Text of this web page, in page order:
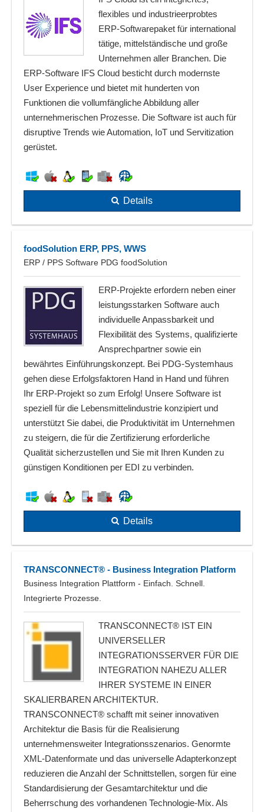
flexibles und industrieerprobtes
ERP-Softwarepaket für international
tätige, mittelständische und große
Unternehmen aller Branchen. Die
ERP-Software IFS Cloud besticht durch modernste
User Experience und bietet mit hunderten von
Funktionen die vollumfängliche Abbildung aller
unternehmerischen Prozesse. Die Software ist auch für
disruptive Trends wie Automation, IoT und Servitization
gerüstet.
Details
foodSolution ERP, PPS, WWS
ERP / PPS Software PDG foodSolution
ERP-Projekte erfordern neben einer
leistungsstarken Software auch
individuelle Anpassbarkeit und
Flexibilität des Systems, qualifizierte
Ansprechpartner sowie ein
bewährtes Einführungskonzept. Bei PDG-Systemhaus
gehen diese Erfolgsfaktoren Hand in Hand und führen
Ihr ERP-Projekt so zum Erfolg! Unsere Software ist
speziell für die Lebensmittelindustrie konzipiert und
unterstützt Sie dabei, die Produktivität im Unternehmen
zu steigern, die für die Zertifizierung erforderliche
Qualität sicherzustellen und Sie mit Ihren Kunden zu
günstigen Konditionen per EDI zu verbinden.
Details
TRANSCONNECT® - Business Integration Platform
Business Integration Plattform - Einfach. Schnell.
Integrierte Prozesse.
TRANSCONNECT® IST EIN
UNIVERSELLER
INTEGRATIONSSERVER FÜR DIE
INTEGRATION NAHEZU ALLER
IHRER SYSTEME IN EINER
SKALIERBAREN ARCHITEKTUR.
TRANSCONNECT® schafft mit seiner innovativen
Architektur die Basis für die Realisierung
unternehmensweiter Integrationsszenarios. Genormte
XML-Datenformate und das universelle Adapterkonzept
reduzieren die Anzahl der Schnittstellen, sorgen für eine
Standardisierung der Gesamtarchitektur und die
Beherrschung des vorhandenen Technologie-Mix. Als